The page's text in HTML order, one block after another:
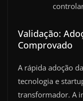
Validação:
Comprovado
A rápida adoção da
tecnologia e
transformador. A